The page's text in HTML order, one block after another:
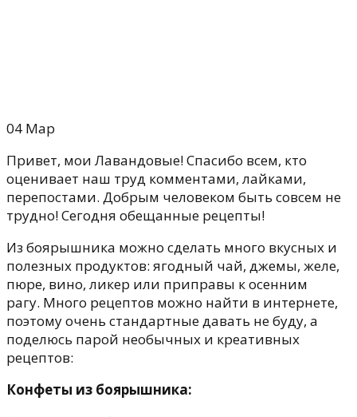
04 Мар
Привет, мои Лавандовые! Спасибо всем, кто
оценивает наш труд комментами, лайками,
перепостами. Добрым человеком быть совсем не
трудно! Сегодня обещанные рецепты!
Из боярышника можно сделать много вкусных и
полезных продуктов: ягодный чай, джемы, желе,
пюре, вино, ликер или приправы к осенним
рагу. Много рецептов можно найти в интернете,
поэтому очень стандартные давать не буду, а
поделюсь парой необычных и креативных
рецептов:
Конфеты из боярышника: